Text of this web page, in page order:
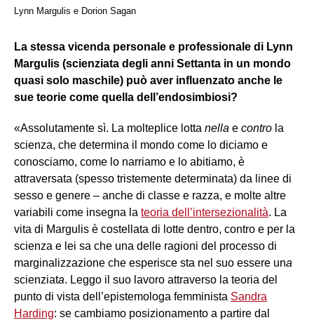
Lynn Margulis e Dorion Sagan
La stessa vicenda personale e professionale di Lynn
Margulis (scienziata degli anni Settanta in un mondo
quasi solo maschile) può aver influenzato anche le
sue teorie come quella dell’endosimbiosi?
«Assolutamente sì. La molteplice lotta nella e contro la
scienza, che determina il mondo come lo diciamo e
conosciamo, come lo narriamo e lo abitiamo, è
attraversata (spesso tristemente determinata) da linee di
sesso e genere – anche di classe e razza, e molte altre
variabili come insegna la teoria dell’intersezionalità. La
vita di Margulis è costellata di lotte dentro, contro e per la
scienza e lei sa che una delle ragioni del processo di
marginalizzazione che esperisce sta nel suo essere una
scienziata. Leggo il suo lavoro attraverso la teoria del
punto di vista dell’epistemologa femminista Sandra
Harding: se cambiamo posizionamento a partire dal